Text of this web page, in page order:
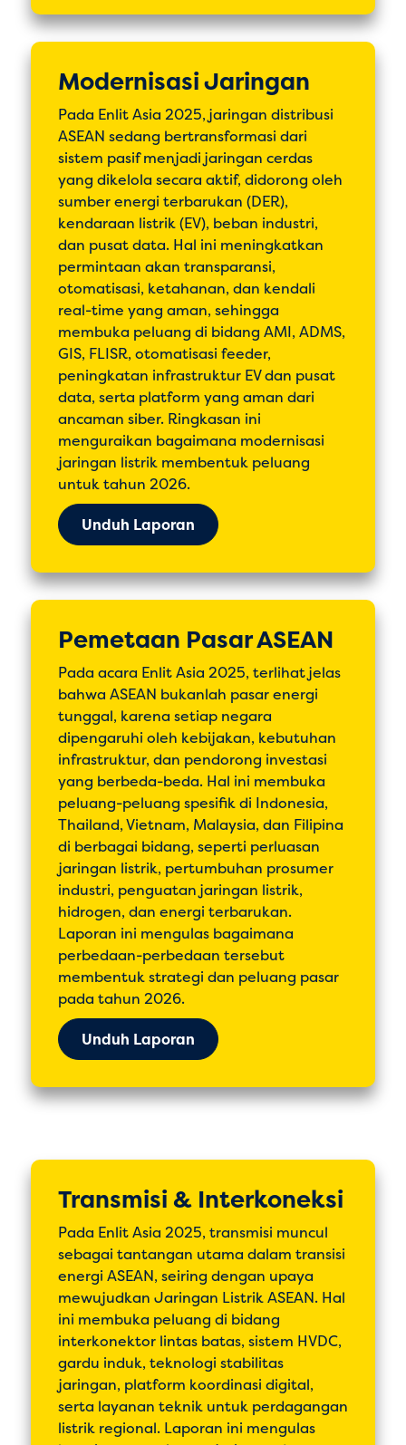
Modernisasi Jaringan
Pada Enlit Asia 2025, jaringan distribusi
ASEAN sedang bertransformasi dari
sistem pasif menjadi jaringan cerdas
yang dikelola secara aktif, didorong oleh
sumber energi terbarukan (DER),
kendaraan listrik (EV), beban industri,
dan pusat data. Hal ini meningkatkan
permintaan akan transparansi,
otomatisasi, ketahanan, dan kendali
real-time yang aman, sehingga
membuka peluang di bidang AMI, ADMS,
GIS, FLISR, otomatisasi feeder,
peningkatan infrastruktur EV dan pusat
data, serta platform yang aman dari
ancaman siber. Ringkasan ini
menguraikan bagaimana modernisasi
jaringan listrik membentuk peluang
untuk tahun 2026.
Unduh Laporan
Pemetaan Pasar ASEAN
Pada acara Enlit Asia 2025, terlihat jelas
bahwa ASEAN bukanlah pasar energi
tunggal, karena setiap negara
dipengaruhi oleh kebijakan, kebutuhan
infrastruktur, dan pendorong investasi
yang berbeda-beda. Hal ini membuka
peluang-peluang spesifik di Indonesia,
Thailand, Vietnam, Malaysia, dan Filipina
di berbagai bidang, seperti perluasan
jaringan listrik, pertumbuhan prosumer
industri, penguatan jaringan listrik,
hidrogen, dan energi terbarukan.
Laporan ini mengulas bagaimana
perbedaan-perbedaan tersebut
membentuk strategi dan peluang pasar
pada tahun 2026.
Unduh Laporan
Transmisi & Interkoneksi
Pada Enlit Asia 2025, transmisi muncul
sebagai tantangan utama dalam transisi
energi ASEAN, seiring dengan upaya
mewujudkan Jaringan Listrik ASEAN. Hal
ini membuka peluang di bidang
interkonektor lintas batas, sistem HVDC,
gardu induk, teknologi stabilitas
jaringan, platform koordinasi digital,
serta layanan teknik untuk perdagangan
listrik regional. Laporan ini mengulas